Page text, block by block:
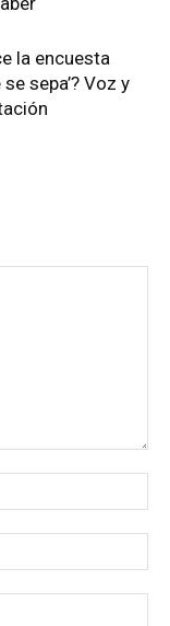
la encuesta
sepa’? Voz y